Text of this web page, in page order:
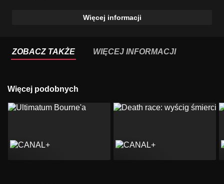
Więcej informacji
ZOBACZ TAKŻE WIĘCEJ INFORMACJI
Więcej podobnych